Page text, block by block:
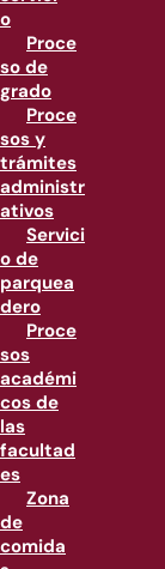
o
Proce
so de
grado
Proce
sos y
trámites
administr
ativos
Servici
o de
parquea
dero
Proce
sos
académi
cos de
las
facultad
es
Zona
de
comida